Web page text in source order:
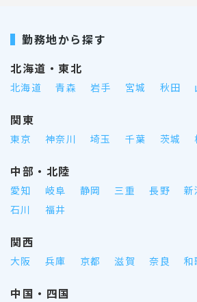
勤務地から探す
北海道・東北
北海道 青森 岩手 宮城 秋田
関東
東京 神奈川 埼玉 千葉 茨城
中部・北陸
愛知 岐阜 静岡 三重 長野 新
石川
福井
関西
大阪 兵庫 京都 滋賀 奈良 和
中国・四国